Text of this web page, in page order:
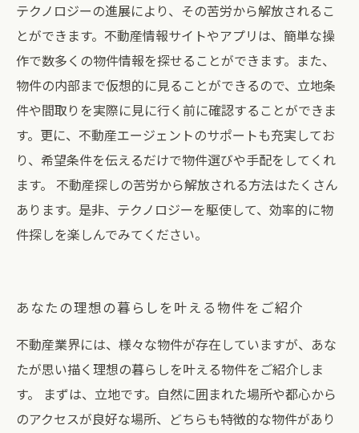
テクノロジーの進展により、その苦労から解放されるこ
とができます。不動産情報サイトやアプリは、簡単な操
作で数多くの物件情報を探せることができます。また、
物件の内部まで仮想的に見ることができるので、立地条
件や間取りを実際に見に行く前に確認することができま
す。更に、不動産エージェントのサポートも充実してお
り、希望条件を伝えるだけで物件選びや手配をしてくれ
ます。 不動産探しの苦労から解放される方法はたくさん
あります。是非、テクノロジーを駆使して、効率的に物
件探しを楽しんでみてください。
あなたの理想の暮らしを叶える物件をご紹介
不動産業界には、様々な物件が存在していますが、あな
たが思い描く理想の暮らしを叶える物件をご紹介しま
す。 まずは、立地です。自然に囲まれた場所や都心から
のアクセスが良好な場所、どちらも特徴的な物件があり